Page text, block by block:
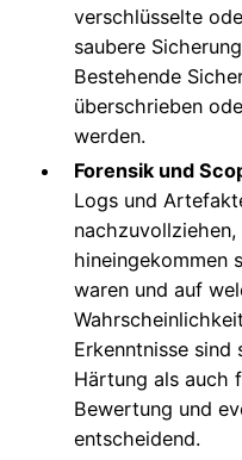
verschlüsselte
saubere
Bestehende
überschrieben
werden.
Forensik und
Logs und
hineingekommen
waren und auf
Erkenntnisse
Härtung als auch
Bewertung und
entscheidend.